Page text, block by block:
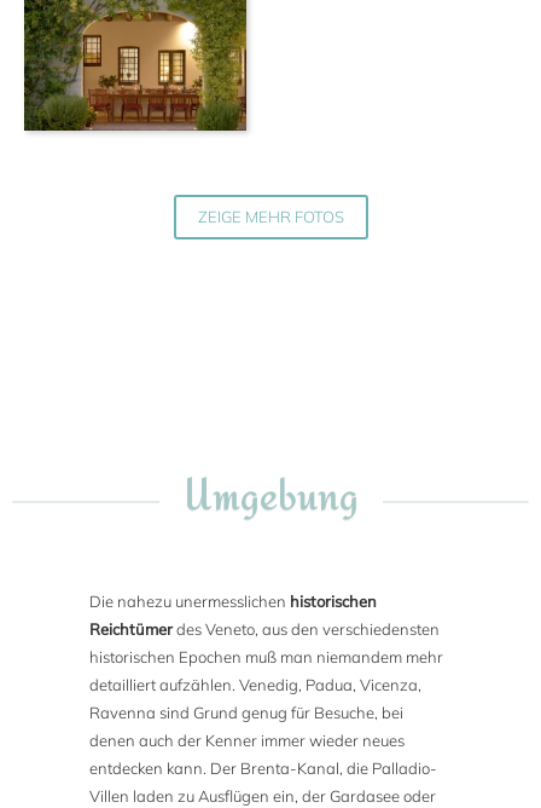
ZEIGE MEHR FOTOS
Umgebung
Die nahezu unermesslichen historischen
Reichtümerdes Veneto, aus den verschiedensten
historischen Epochen muß man niemandem mehr
detailliert aufzählen. Venedig, Padua, Vicenza,
Ravenna sind Grund genug für Besuche, bei
denen auch der Kenner immer wieder neues
entdecken kann. Der Brenta-Kanal, die Palladio-
Villen laden zu Ausflügen ein, der Gardasee oder